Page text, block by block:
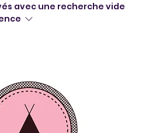
avec une recherche vide